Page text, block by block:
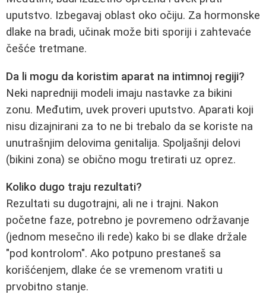
uputstvo. Izbegavaj oblast oko očiju. Za hormonske
dlake na bradi, učinak može biti sporiji i zahtevaće
češće tretmane.
Da li mogu da koristim aparat na intimnoj regiji?
Neki napredniji modeli imaju nastavke za bikini
zonu. Međutim, uvek proveri uputstvo. Aparati koji
nisu dizajnirani za to ne bi trebalo da se koriste na
unutrašnjim delovima genitalija. Spoljašnji delovi
(bikini zona) se obično mogu tretirati uz oprez.
Koliko dugo traju rezultati?
Rezultati su dugotrajni, ali ne i trajni. Nakon
početne faze, potrebno je povremeno održavanje
(jednom mesečno ili rede) kako bi se dlake držale
"pod kontrolom". Ako potpuno prestaneš sa
korišćenjem, dlake će se vremenom vratiti u
prvobitno stanje.